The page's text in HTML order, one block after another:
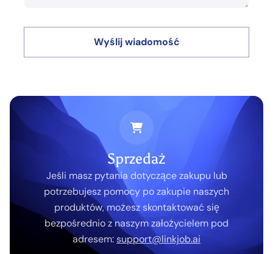
Wyślij wiadomość
Sprzedaż
Jeśli masz pytania dotyczące zakupu lub
potrzebujesz pomocy po zakupie naszych
produktów, możesz skontaktować się
bezpośrednio z naszym założycielem pod
adresem:support@linkjob.ai